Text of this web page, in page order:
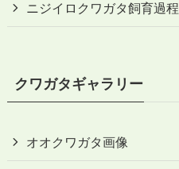
ニジイロクワガタ飼育過程
クワガタギャラリー
オオクワガタ画像